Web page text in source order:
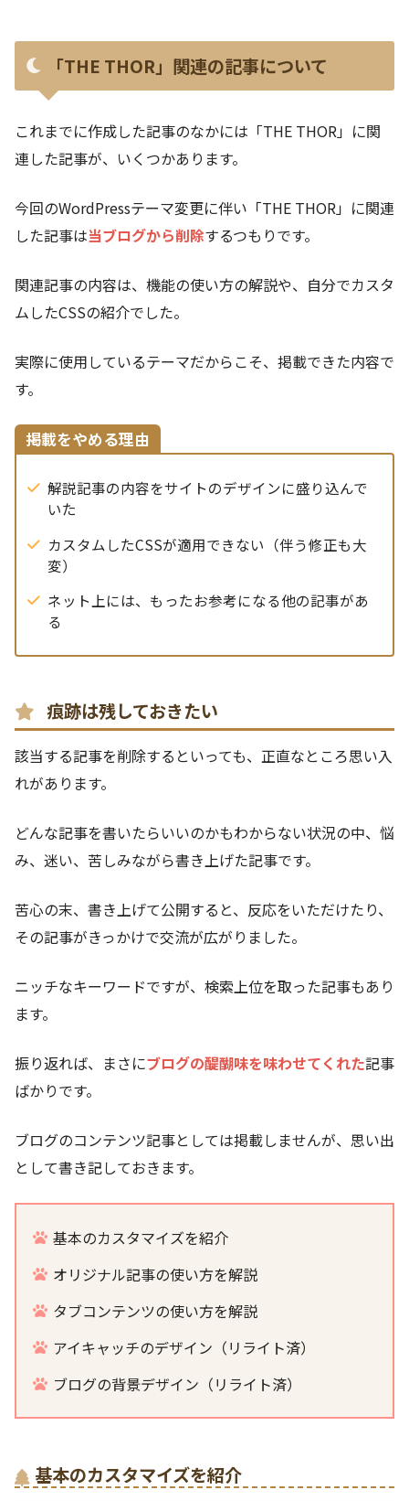
「THE THOR」関連の記事について
これまでに作成した記事のなかには「THE THOR」に関
連した記事が、いくつかあります。
今回のWordPressテーマ変更に伴い「THE THOR」に関連
した記事は当ブログから削除するつもりです。
関連記事の内容は、機能の使い方の解説や、自分でカスタ
ムしたCSSの紹介でした。
実際に使用しているテーマだからこそ、掲載できた内容で
す。
掲載をやめる理由
解説記事の内容をサイトのデザインに盛り込んで
いた
カスタムしたCSSが適用できない（伴う修正も大
変）
ネット上には、もったお参考になる他の記事があ
る
痕跡は残しておきたい
該当する記事を削除するといっても、正直なところ思い入
れがあります。
どんな記事を書いたらいいのかもわからない状況の中、悩
み、迷い、苦しみながら書き上げた記事です。
苦心の末、書き上げて公開すると、反応をいただけたり、
その記事がきっかけで交流が広がりました。
ニッチなキーワードですが、検索上位を取った記事もあり
ます。
振り返れば、まさにブログの醍醐味を味わせてくれた記事
ばかりです。
ブログのコンテンツ記事としては掲載しませんが、思い出
として書き記しておきます。
基本のカスタマイズを紹介
オリジナル記事の使い方を解説
タブコンテンツの使い方を解説
アイキャッチのデザイン（リライト済）
ブログの背景デザイン（リライト済）
基本のカスタマイズを紹介